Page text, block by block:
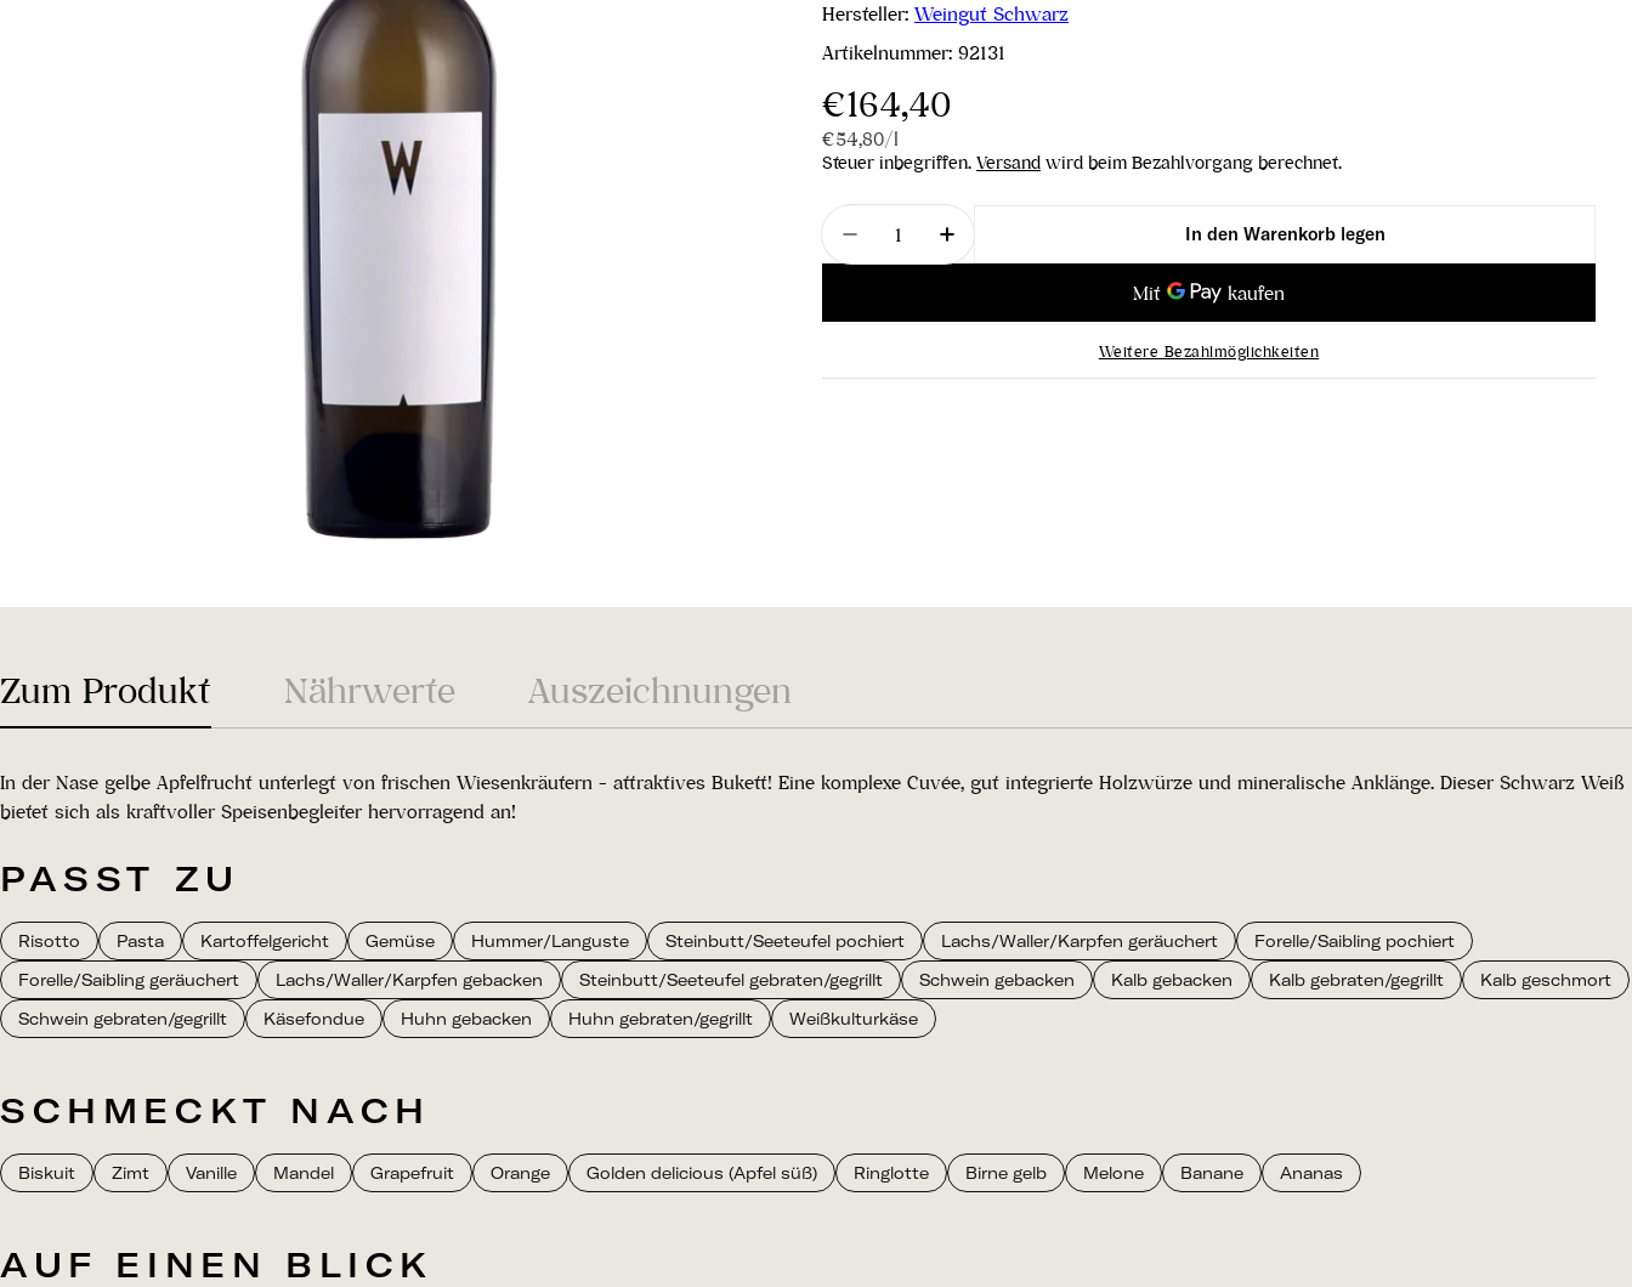
Hersteller: Weingut Schwarz
Artikelnummer: 92131
Regulärer
Preis
€164,40
Stückpreis
€54,80/pro
l
Steuer inbegriffen. Versand wird beim Bezahlvorgang berechnet.
Menge
Menge für Schwarz Weiss 2021 verringern
Menge für Schwarz Weiss 2021 erhöhen
In den Warenkorb legen
Weitere Bezahlmöglichkeiten
Zum Produkt Nährwerte Auszeichnungen
In der Nase gelbe Apfelfrucht unterlegt von frischen Wiesenkräutern - attraktives Bukett! Eine komplexe Cuvée, gut integrierte Holzwürze und mineralische Anklänge. Dieser Schwarz Weiß
bietet sich als kraftvoller Speisenbegleiter hervorragend an!
PASST ZU
Risotto Pasta Kartoffelgericht Gemüse Hummer/Languste Steinbutt/Seeteufel pochiert Lachs/Waller/Karpfen geräuchert
Forelle/Saibling pochiert
Forelle/Saibling geräuchert
Lachs/Waller/Karpfen gebacken Steinbutt/Seeteufel gebraten/gegrillt Schwein gebacken Kalb gebacken Kalb gebraten/gegrillt
Kalb geschmort
Schwein gebraten/gegrillt
Käsefondue Huhn gebacken Huhn gebraten/gegrillt Weißkulturkäse
SCHMECKT NACH
Biskuit Zimt Vanille Mandel Grapefruit Orange Golden delicious (Apfel süß) Ringlotte Birne gelb Melone Banane Ananas
AUF EINEN BLICK